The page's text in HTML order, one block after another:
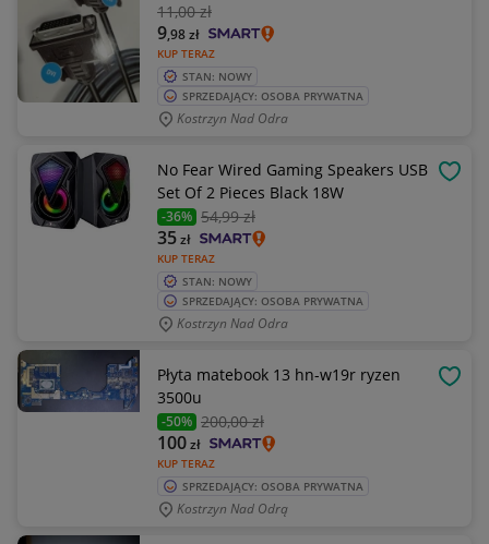
11,00 zł
KUP TERAZ
9,98zł
STAN: NOWY
SPRZEDAJĄCY: OSOBA PRYWATNA
Kostrzyn Nad Odra
No Fear Wired Gaming Speakers USB
Set Of 2 Pieces Black 18W
-36% 54,99 zł
KUP TERAZ
35zł
STAN: NOWY
SPRZEDAJĄCY: OSOBA PRYWATNA
Kostrzyn Nad Odra
Płyta matebook 13 hn-w19r ryzen
3500u
-50% 200,00 zł
KUP TERAZ
100zł
SPRZEDAJĄCY: OSOBA PRYWATNA
Kostrzyn Nad Odrą